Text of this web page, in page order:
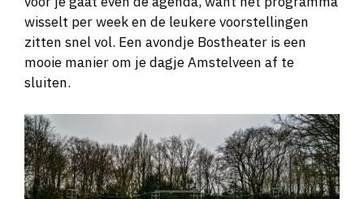
wisselt per week en de leukere voorstellingen
zitten snel vol. Een avondje Bostheater is een
mooie manier om je dagje Amstelveen af te
sluiten.